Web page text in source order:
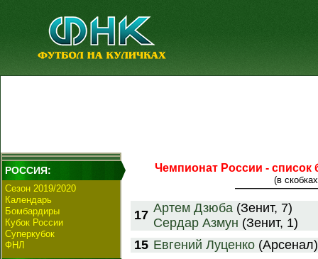
РОССИЯ:
Сезон 2019/2020
Календарь
Бомбардиры
Кубок России
Суперкубок
ФНЛ
Чемпионат России - список
(в
17 Артем Дзюба (Зенит, 7)
Сердар Азмун (Зенит, 1)
15 Евгений Луценко (Арсенал)